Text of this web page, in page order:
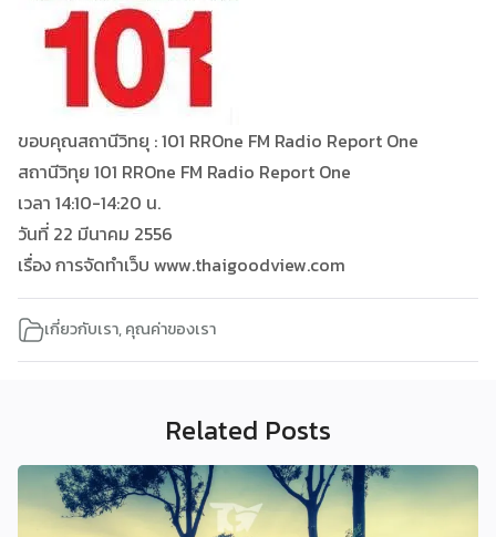
ขอบคุณสถานีวิทยุ : 101 RROne FM Radio Report One
สถานีวิทุย 101 RROne FM Radio Report One
เวลา 14:10-14:20 น.
วันที่ 22 มีนาคม 2556
เรื่อง การจัดทำเว็บ www.thaigoodview.com
เกี่ยวกับเรา,คุณค่าของเรา
Related Posts